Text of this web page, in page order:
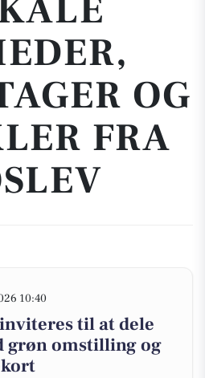
OG
FRA
10:40
til at dele
grøn omstilling og